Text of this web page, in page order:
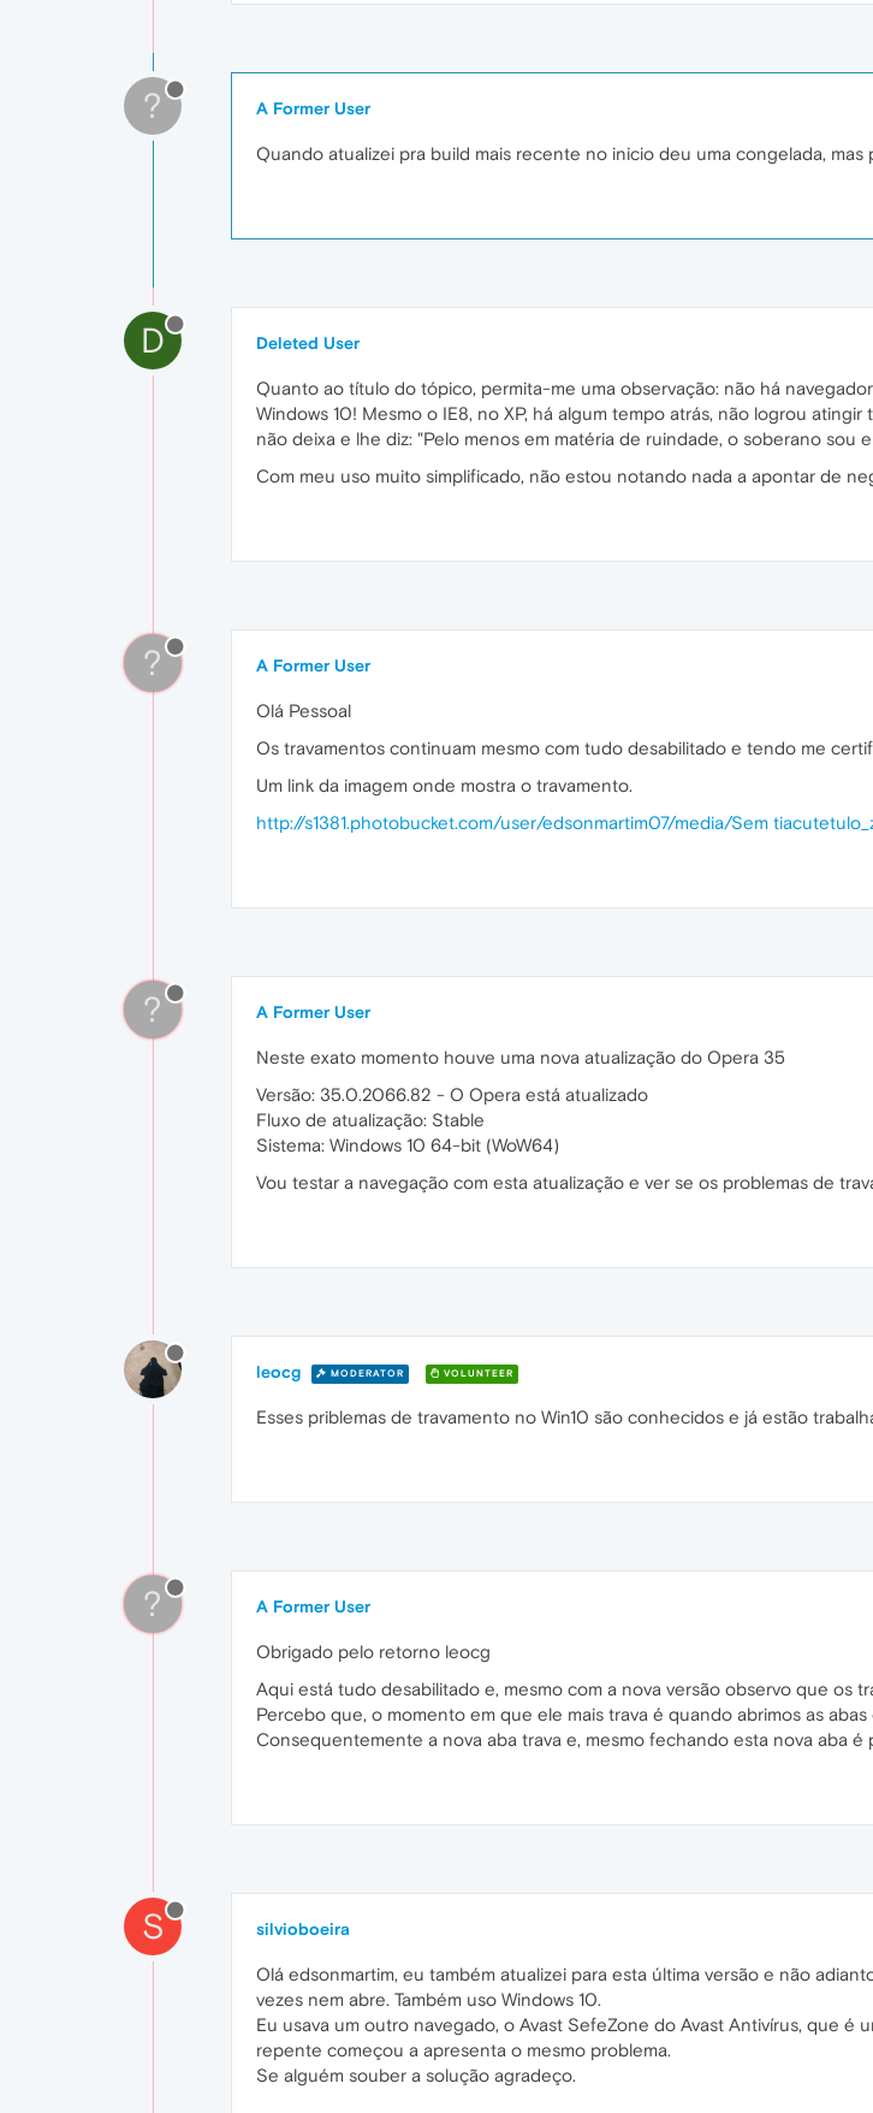
? A Former User
Quando atualizei pra build mais recente no inicio deu uma congelada, mas
D Deleted User
Quanto ao título do tópico, permita-me uma observação: não há
Windows 10! Mesmo o IE8, no XP, há algum tempo atrás, não logrou
não deixa e lhe diz: "Pelo menos em matéria de ruindade, o soberano sou
Com meu uso muito simplificado, não estou notando nada a apontar de
? A Former User
Olá Pessoal
Os travamentos continuam mesmo com tudo desabilitado e tendo me
Um link da imagem onde mostra o travamento.
http://s1381.photobucket.com/user/edsonmartim07/media/Sem
? A Former User
Neste exato momento houve uma nova atualização do Opera 35
Versão: 35.0.2066.82 - O Opera está atualizado
Fluxo de atualização: Stable
Sistema: Windows 10 64-bit (WoW64)
Vou testar a navegação com esta atualização e ver se os problemas de
leocg MODERATOR VOLUNTEER
Esses priblemas de travamento no Win10 são conhecidos e já estão
? A Former User
Obrigado pelo retorno leocg
Aqui está tudo desabilitado e, mesmo com a nova versão observo que os
Percebo que, o momento em que ele mais trava é quando abrimos as
Consequentemente a nova aba trava e, mesmo fechando esta nova aba
S silvioboeira
Olá edsonmartim, eu também atualizei para esta última versão e não
vezes nem abre. Também uso Windows 10.
Eu usava um outro navegado, o Avast SefeZone do Avast Antivírus, que é
repente começou a apresenta o mesmo problema.
Se alguém souber a solução agradeço.